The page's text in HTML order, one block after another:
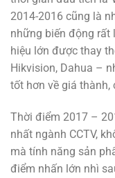
2014-2016 cũng là
những biến động rất
hiệu lớn được thay
Hikvision, Dahua –
tốt hơn về giá thành,
Thời điểm 2017 –
nhất ngành CCTV,
mà tính năng sản
điểm nhấn lớn nhì